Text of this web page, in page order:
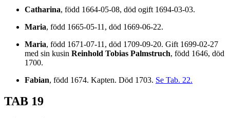
Catharina, född 1664-05-08, död ogift 1694-03-03.
Maria, född 1665-05-11, död 1669-06-22.
Maria, född 1671-07-11, död 1709-09-20. Gift 1699-02-27
med sin kusin Reinhold Tobias Palmstruch, född 1646, död
1700.
Fabian, född 1674. Kapten. Död 1703. Se Tab. 22.
TAB 19